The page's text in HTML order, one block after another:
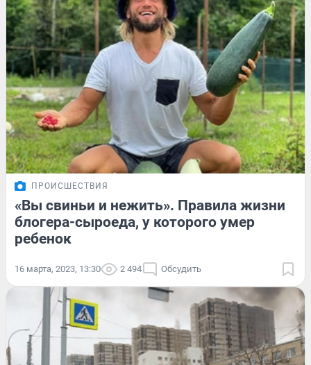
ПРОИСШЕСТВИЯ
«Вы свиньи и нежить». Правила жизни
блогера-сыроеда, у которого умер
ребенок
16 марта, 2023, 13:30 2 494 Обсудить